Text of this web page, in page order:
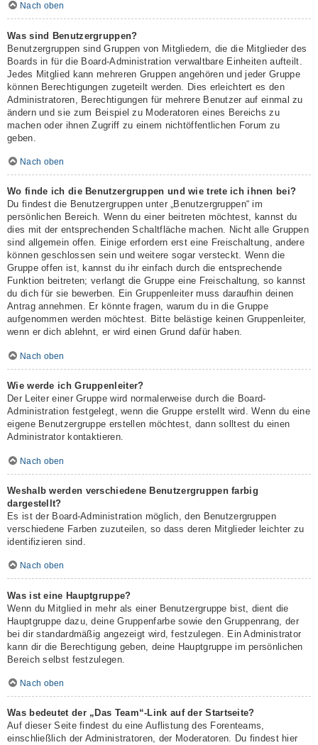
Nach oben
Was sind Benutzergruppen?
Benutzergruppen sind Gruppen von Mitgliedern, die die Mitglieder des
Boards in für die Board-Administration verwaltbare Einheiten aufteilt.
Jedes Mitglied kann mehreren Gruppen angehören und jeder Gruppe
können Berechtigungen zugeteilt werden. Dies erleichtert es den
Administratoren, Berechtigungen für mehrere Benutzer auf einmal zu
ändern und sie zum Beispiel zu Moderatoren eines Bereichs zu
machen oder ihnen Zugriff zu einem nichtöffentlichen Forum zu
geben.
Nach oben
Wo finde ich die Benutzergruppen und wie trete ich ihnen bei?
Du findest die Benutzergruppen unter „Benutzergruppen“ im
persönlichen Bereich. Wenn du einer beitreten möchtest, kannst du
dies mit der entsprechenden Schaltfläche machen. Nicht alle Gruppen
sind allgemein offen. Einige erfordern erst eine Freischaltung, andere
können geschlossen sein und weitere sogar versteckt. Wenn die
Gruppe offen ist, kannst du ihr einfach durch die entsprechende
Funktion beitreten; verlangt die Gruppe eine Freischaltung, so kannst
du dich für sie bewerben. Ein Gruppenleiter muss daraufhin deinen
Antrag annehmen. Er könnte fragen, warum du in die Gruppe
aufgenommen werden möchtest. Bitte belästige keinen Gruppenleiter,
wenn er dich ablehnt, er wird einen Grund dafür haben.
Nach oben
Wie werde ich Gruppenleiter?
Der Leiter einer Gruppe wird normalerweise durch die Board-
Administration festgelegt, wenn die Gruppe erstellt wird. Wenn du eine
eigene Benutzergruppe erstellen möchtest, dann solltest du einen
Administrator kontaktieren.
Nach oben
Weshalb werden verschiedene Benutzergruppen farbig
dargestellt?
Es ist der Board-Administration möglich, den Benutzergruppen
verschiedene Farben zuzuteilen, so dass deren Mitglieder leichter zu
identifizieren sind.
Nach oben
Was ist eine Hauptgruppe?
Wenn du Mitglied in mehr als einer Benutzergruppe bist, dient die
Hauptgruppe dazu, deine Gruppenfarbe sowie den Gruppenrang, der
bei dir standardmäßig angezeigt wird, festzulegen. Ein Administrator
kann dir die Berechtigung geben, deine Hauptgruppe im persönlichen
Bereich selbst festzulegen.
Nach oben
Was bedeutet der „Das Team“-Link auf der Startseite?
Auf dieser Seite findest du eine Auflistung des Forenteams,
einschließlich der Administratoren, der Moderatoren. Du findest hier